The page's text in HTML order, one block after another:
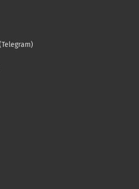
Telegram